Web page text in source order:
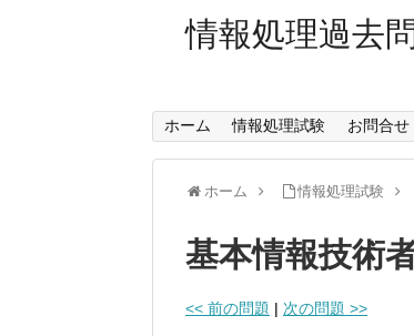
情報処理過去
ホーム 情報処理試験 お問合せ
ホーム 情報処理試験
基本情報技術
<< 前の問題 | 次の問題 >>